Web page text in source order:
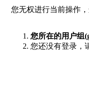
您无权进行当前操作
您所在的用户组
您还没有登录，